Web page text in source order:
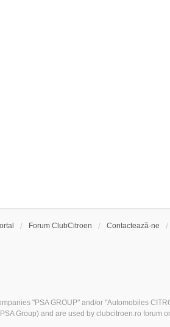
Forum ClubCitroen Contactează-ne
"PSA GROUP" and/or "Automobiles
Group) and are used by clubcitroen.ro forum